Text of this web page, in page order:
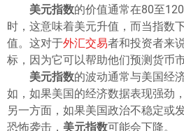
美元指数的价值通常在80至
时，这意味着美元升值，而当指数
值。这对于外汇交易者和投资者来
标，因为它可以帮助他们预测货币
美元指数的波动通常与美国经
如，如果美国的经济数据表现强劲，
另一方面，如果美国政治不稳定或
恐怖袭击， 美元指数可能会下降。